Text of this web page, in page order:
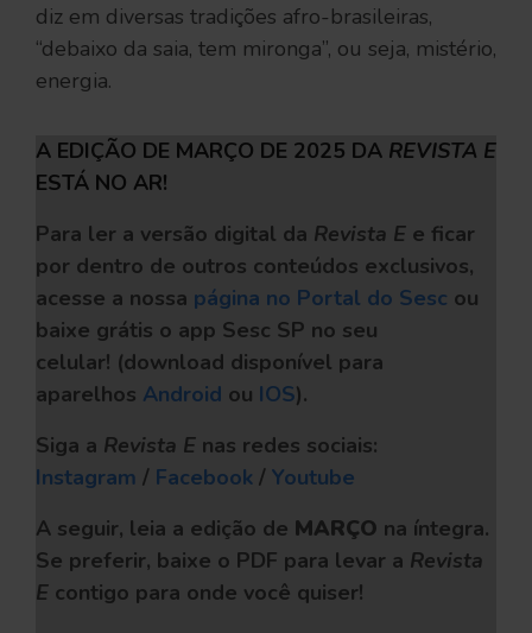
diz em diversas tradições afro-brasileiras,
“debaixo da saia, tem mironga”, ou seja, mistério,
energia.
A EDIÇÃO DE MARÇO DE 2025 DA REVISTA E
ESTÁ NO AR!
Para ler a versão digital da Revista E e ficar
por dentro de outros conteúdos exclusivos,
acesse a nossa página no Portal do Sesc ou
baixe grátis o app Sesc SP no seu
celular! (download disponível para
aparelhos Android ou IOS).
Siga a Revista E nas redes sociais:
Instagram / Facebook / Youtube
A seguir, leia a edição de MARÇO na íntegra.
Se preferir, baixe o PDF para levar a Revista
E contigo para onde você quiser!